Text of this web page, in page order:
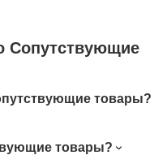
Сопутствующие
товары?
товары?